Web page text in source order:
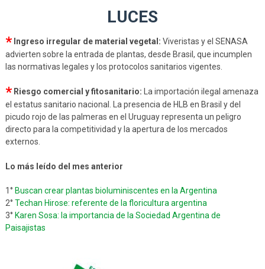
LUCES
* Ingreso irregular de material vegetal: Viveristas y el SENASA
advierten sobre la entrada de plantas, desde Brasil, que incumplen
las normativas legales y los protocolos sanitarios vigentes.
* Riesgo comercial y fitosanitario: La importación ilegal amenaza
el estatus sanitario nacional. La presencia de HLB en Brasil y del
picudo rojo de las palmeras en el Uruguay representa un peligro
directo para la competitividad y la apertura de los mercados
externos.
Lo más leído del mes anterior
1° Buscan crear plantas bioluminiscentes en la Argentina
2° Techan Hirose: referente de la floricultura argentina
3° Karen Sosa: la importancia de la Sociedad Argentina de
Paisajistas